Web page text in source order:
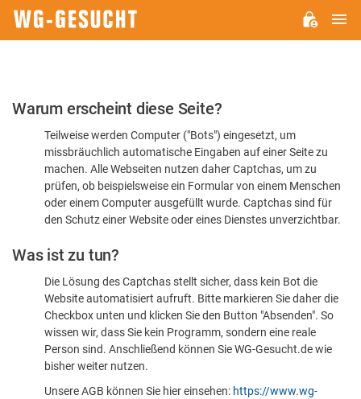
Bitte
dass
sind
Warum erscheint diese Seite?
Teilweise werden Computer ("Bots") eingesetzt, um
missbräuchlich automatische Eingaben auf einer Seite zu
machen. Alle Webseiten nutzen daher Captchas, um zu
prüfen, ob beispielsweise ein Formular von einem Menschen
oder einem Computer ausgefüllt wurde. Captchas sind für
den Schutz einer Website oder eines Dienstes unverzichtbar.
Was ist zu tun?
Die Lösung des Captchas stellt sicher, dass kein Bot die
Website automatisiert aufruft. Bitte markieren Sie daher die
Checkbox unten und klicken Sie den Button "Absenden". So
wissen wir, dass Sie kein Programm, sondern eine reale
Person sind. Anschließend können Sie WG-Gesucht.de wie
bisher weiter nutzen.
Unsere AGB können Sie hier einsehen: https://www.wg-